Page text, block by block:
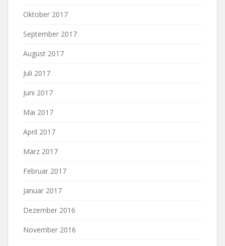
Oktober 2017
September 2017
August 2017
Juli 2017
Juni 2017
Mai 2017
April 2017
März 2017
Februar 2017
Januar 2017
Dezember 2016
November 2016